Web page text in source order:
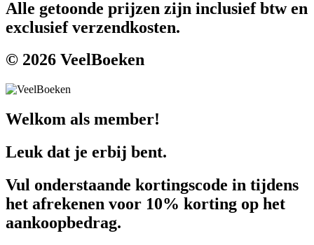
Alle getoonde prijzen zijn inclusief btw en
exclusief verzendkosten.
© 2026 VeelBoeken
Welkom als member!
Leuk dat je erbij bent.
Vul onderstaande kortingscode in tijdens
het afrekenen voor 10% korting op het
aankoopbedrag.